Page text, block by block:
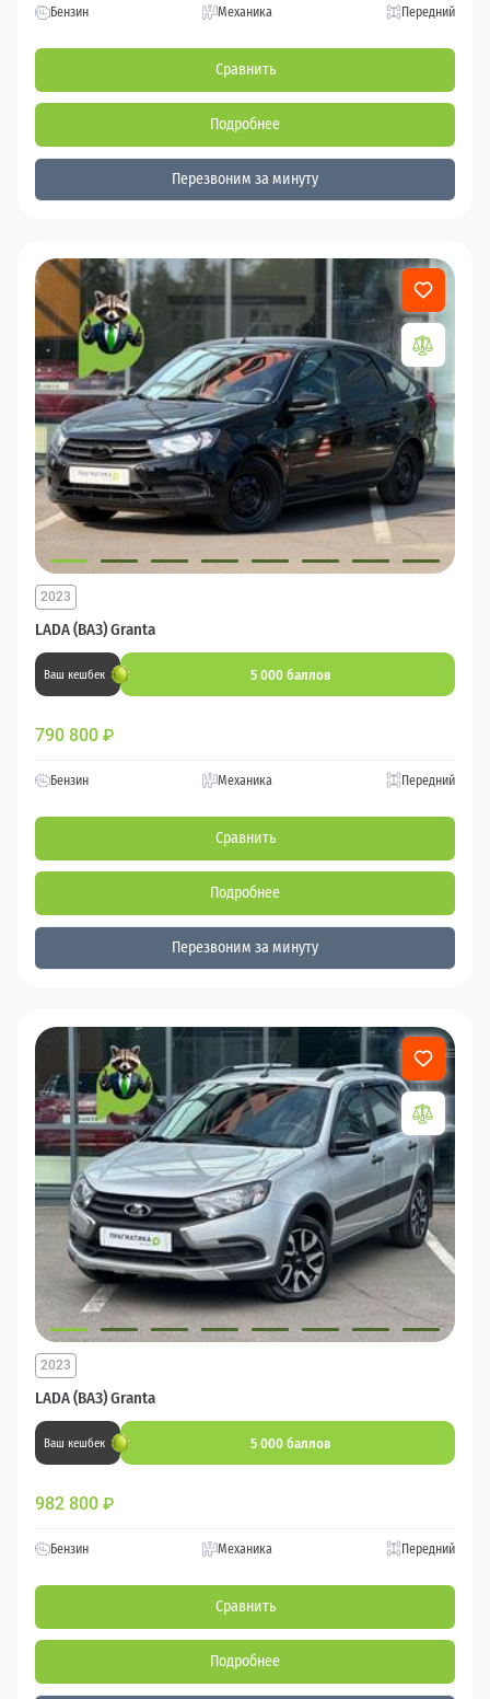
Бензин Механика Передний
Сравнить
Подробнее
Перезвоним за минуту
LADA (ВАЗ) Granta
2023
Ваш кешбек 5 000 баллов
790 800 ₽
Бензин Механика Передний
Сравнить
Подробнее
Перезвоним за минуту
LADA (ВАЗ) Granta
2023
Ваш кешбек 5 000 баллов
982 800 ₽
Бензин Механика Передний
Сравнить
Подробнее